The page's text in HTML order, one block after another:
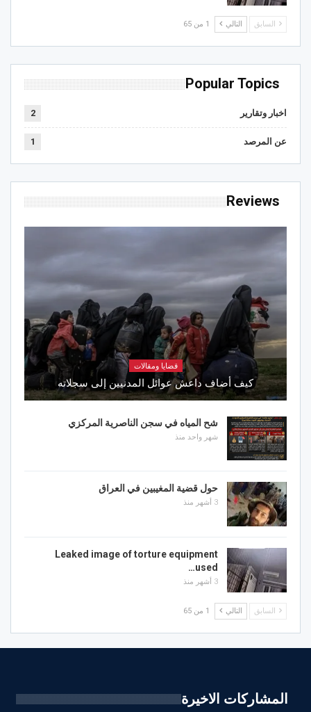
السابق التالي 1 من 65
Popular Topics
اخبار وتقارير 2
عن المرصد 1
Reviews
قضايا ومقالات
كيف أضاف داعش عوائل المدنيين إلى سجلاته
شح المياه في سجن الناصرية المركزي
شهر واحد منذ
حول قضية المغيبين في العراق
3 أشهر منذ
Leaked image of torture equipment
used…
3 أشهر منذ
السابق التالي 1 من 65
المشاركات الاخيرة